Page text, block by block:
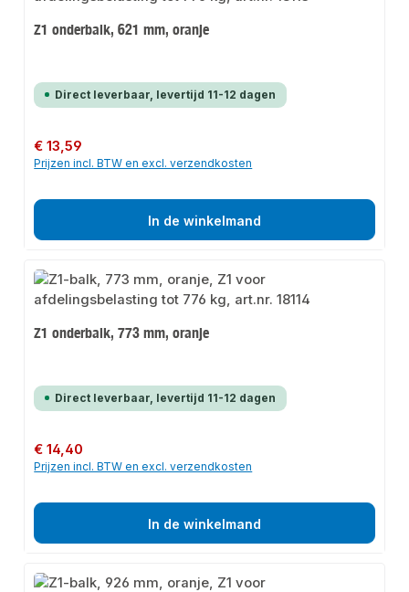
Z1 onderbalk, 621 mm, oranje
Direct leverbaar, levertijd 11-12 dagen
Normale prijs:
€ 13,59
Prijzen incl. BTW en excl. verzendkosten
In de winkelmand
Z1 onderbalk, 773 mm, oranje
Direct leverbaar, levertijd 11-12 dagen
Normale prijs:
€ 14,40
Prijzen incl. BTW en excl. verzendkosten
In de winkelmand